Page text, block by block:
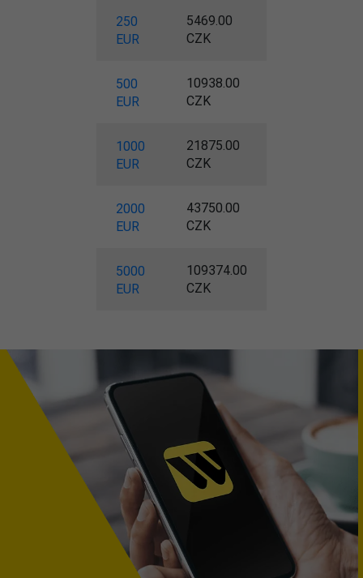
250
EUR
5469.00
CZK
500
EUR
10938.00
CZK
1000
EUR
21875.00
CZK
2000
EUR
43750.00
CZK
5000
EUR
109374.00
CZK